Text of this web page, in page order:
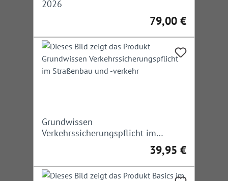
2026
Regulärer Preis:
79,00 €
Grundwissen
Verkehrssicherungspflicht im
Regulärer Preis:
39,95 €